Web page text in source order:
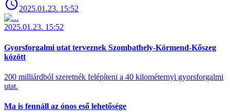
2025.01.23. 15:52
2025.01.23. 15:52
Gyorsforgalmi utat terveznek Szombathely-Körmend-Kőszeg
között
200 milliárdból szeretnék felépíteni a 40 kilométernyi gyorsforgalmi
utat.
Ma is fennáll az ónos eső lehetősége